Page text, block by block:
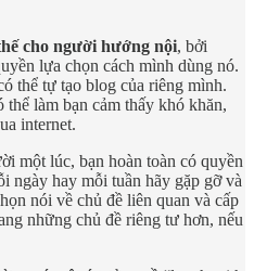
cho người hướng nội, bởi
lựa chọn cách mình dùng nó.
thể tự tạo blog của riêng mình.
làm bạn cảm thấy khó khăn,
internet.
một lúc, bạn hoàn toàn có quyền
ngày hay mỗi tuần hãy gặp gỡ và
nói về chủ đề liên quan và cấp
những chủ đề riêng tư hơn, nếu